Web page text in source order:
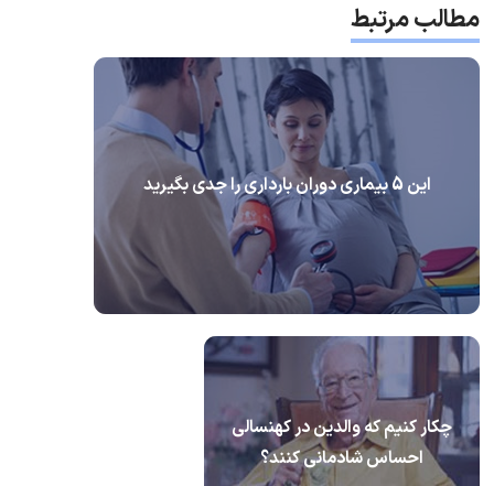
مطالب مرتبط
این 5 بیماری دوران بارداری را جدی بگیرید
چکار کنیم که والدین در کهنسالی
احساس شادمانی کنند؟